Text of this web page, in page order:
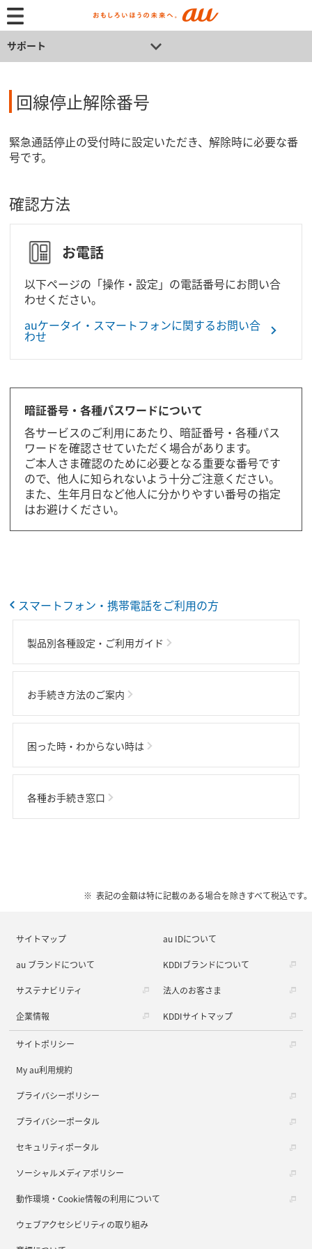
サポート
回線停止解除番号
緊急通話停止の受付時に設定いただき、解除時に必要な番
号です。
確認方法
お電話
以下ページの「操作・設定」の電話番号にお問い合
わせください。
auケータイ・スマートフォンに関するお問い合
わせ
暗証番号・各種パスワードについて
各サービスのご利用にあたり、暗証番号・各種パス
ワードを確認させていただく場合があります。
ご本人さま確認のために必要となる重要な番号です
ので、他人に知られないよう十分ご注意ください。
また、生年月日など他人に分かりやすい番号の指定
はお避けください。
スマートフォン・携帯電話をご利用の方
製品別各種設定・ご利用ガイド
お手続き方法のご案内
困った時・わからない時は
各種お手続き窓口
表記の金額は特に記載のある場合を除きすべて税込です。
サイトマップ au IDについて
au ブランドについて KDDIブランドについて
サステナビリティ 法人のお客さま
企業情報 KDDIサイトマップ
サイトポリシー
My au利用規約
プライバシーポリシー
プライバシーポータル
セキュリティポータル
ソーシャルメディアポリシー
動作環境・Cookie情報の利用について
ウェブアクセシビリティの取り組み